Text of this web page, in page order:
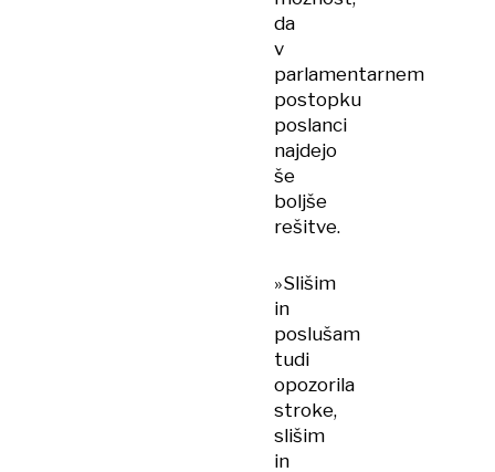
da
v
parlamentarnem
postopku
poslanci
najdejo
še
boljše
rešitve.
»Slišim
in
poslušam
tudi
opozorila
stroke,
slišim
in